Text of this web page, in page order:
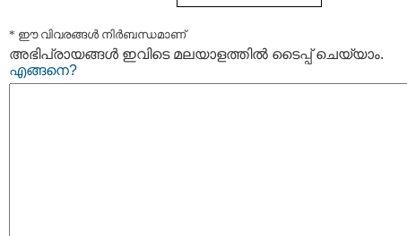
* ഈ വിവരങ്ങള്‍ നിര്‍ബന്ധമാണ്
അഭിപ്രായങ്ങള്‍ ഇവിടെ മലയാളത്തില്‍ ടൈപ്പ് ചെയ്യാം.
എങ്ങനെ?